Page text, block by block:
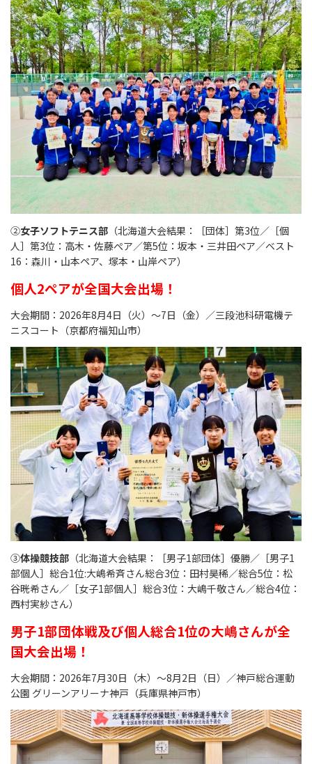
②女子ソフトテニス部 （北海道大会結果：［団体］第3位／［個
人］第3位：高木・佐藤ぺア／第5位：坂本・三井田ペア／ベスト
16：森川・山本ペア、塚本・山岸ペア）
個人2ペアが全国大会出場！
大会期間：2026年8月4日（火）～7日（金）／三段池科研電機テ
ニスコート（京都府福知山市）
③体操競技部 （北海道大会結果：［男子1部団体］優勝／［男子1
部個人］総合1位:大嶋希斉さん総合3位：田村昊稀／総合5位：松
谷晄希さん／［女子1部個人］総合3位：大嶋千敬さん／総合4位：
西村実紗さん）
男子1部団体戦及び個人総合1位の大嶋さんが全
国大会出場！
大会期間：2026年7月30日（木）～8月2日（日）／神戸総合運動
公園 グリーンアリーナ神戸（兵庫県神戸市）